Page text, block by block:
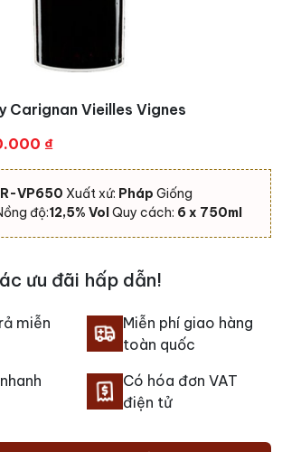
Carignan Vieilles Vignes
₫.
₫Giá
hiện
tại
là:
VP650 Xuất xứ: Pháp Giống
độ:12,5% VolQuy cách: 6 x 750ml
ưu đãi hấp dẫn!
miễn
Miễn phí giao hàng
toàn quốc
Có hóa đơn VAT
điện tử